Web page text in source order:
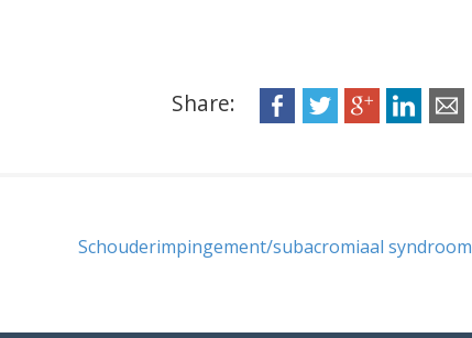
Share:
Schouderimpingement/subacromiaal syndroom